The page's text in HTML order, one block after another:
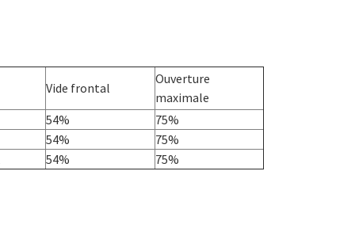
Vide frontal
Ouverture
maximale
54%
75%
54%
75%
54% 75%